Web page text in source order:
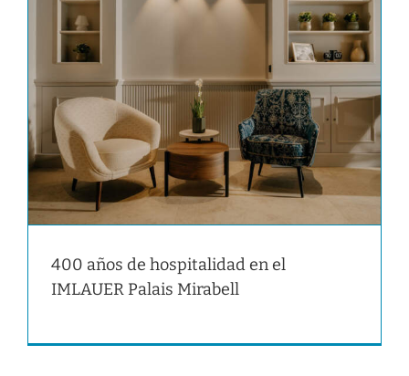
400 años de hospitalidad en el
IMLAUER Palais Mirabell